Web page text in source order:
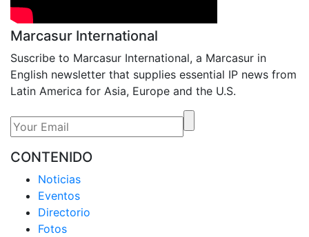
Marcasur International
Suscribe to Marcasur International, a Marcasur in
English newsletter that supplies essential IP news from
Latin America for Asia, Europe and the U.S.
CONTENIDO
Noticias
Eventos
Directorio
Fotos